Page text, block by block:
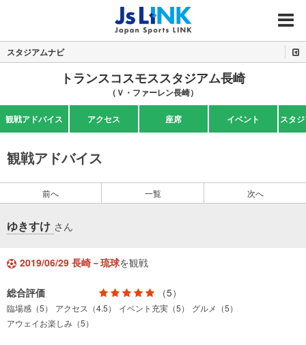
MENU
スタジアムナビ
トランスコスモススタジアム長崎
（Ｖ・ファーレン長崎）
観戦アドバイス アクセス 座席 イベント スタ
観戦アドバイス
前へ 一覧 次へ
ゆきすけ さん
2019/06/29 長崎－琉球を観戦
総合評価 （5）
臨場感（5） アクセス（4.5） イベント充実（5）
グルメ（5）
アウェイお楽しみ（5）